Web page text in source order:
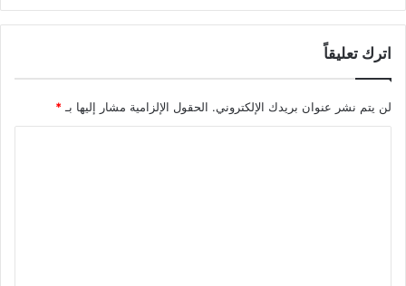
اترك تعليقاً
لن يتم نشر عنوان بريدك الإلكتروني. الحقول الإلزامية مشار إليها بـ*